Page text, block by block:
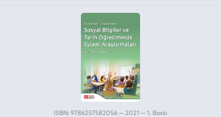
ISBN: 9786257582056 — 2021 — 1. Baskı